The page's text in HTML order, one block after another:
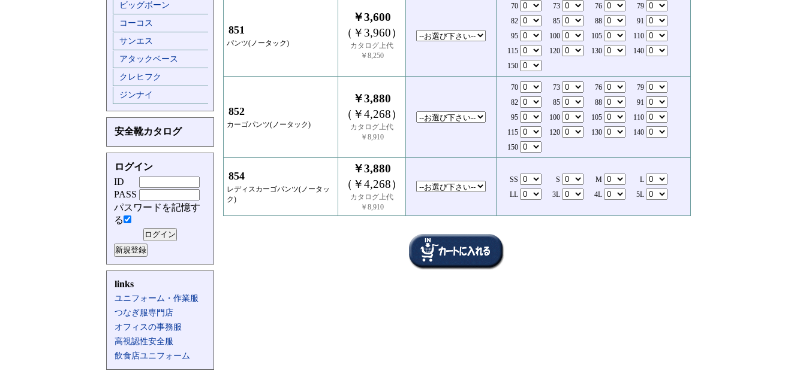
ビッグボーン
コーコス
サンエス
アタックベース
クレヒフク
ジンナイ
安全靴カタログ
ログイン
ID
PASS
パスワードを記憶す
る
links
ユニフォーム・作業服
つなぎ服専門店
オフィスの事務服
高視認性安全服
飲食店ユニフォーム
851
パンツ(ノータック)
￥3,600
（￥3,960）
カタログ上代
￥8,250
70 73 76
79
82
85 88
91
95
100 105
110
115
120 130
140
150
852
カーゴパンツ(ノータック)
￥3,880
（￥4,268）
カタログ上代
￥8,910
70 73 76
79
82
85 88
91
95
100 105
110
115
120 130
140
150
854
レディスカーゴパンツ(ノータッ
ク)
￥3,880
（￥4,268）
カタログ上代
￥8,910
SS S M
L
LL
3L 4L 5L